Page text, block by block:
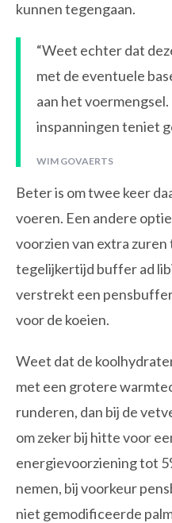
kunnen tegengaan.
“Weet echter dat
met de eventuele
aan het
inspanningen teniet
WIM GOVAERTS
Beter is om twee keer
voeren. Een andere
voorzien van extra
tegelijkertijd buffer ad
verstrekt een
voor de koeien.
Weet dat de
met een grotere
runderen, dan bij de
om zeker bij hitte voor
energievoorziening tot
nemen, bij voorkeur
niet gemodificeerde